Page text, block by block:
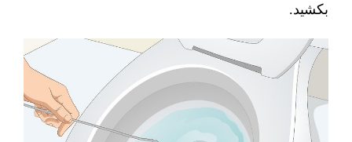
بکشید.